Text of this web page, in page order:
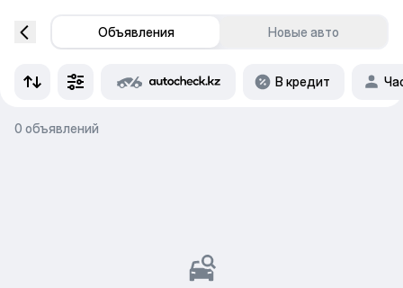
Объявления Новые авто
В кредит
0 объявлений